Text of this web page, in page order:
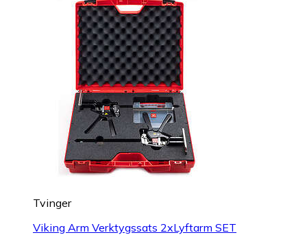
Tvinger
Viking Arm Verktygssats 2xLyftarm SET